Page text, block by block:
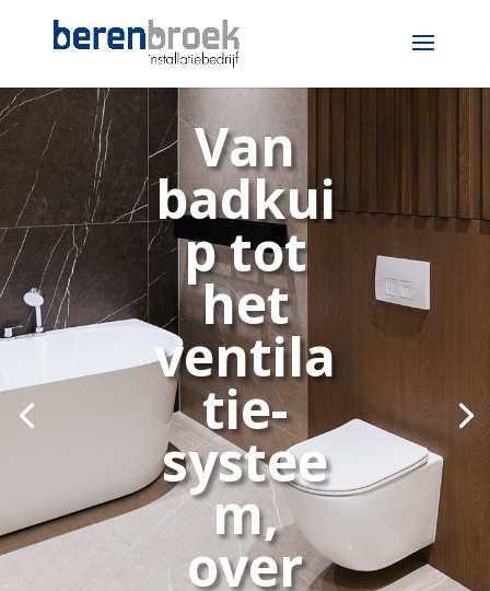
Van
badkui
p tot
het
ventila
tie-
systee
m,
over